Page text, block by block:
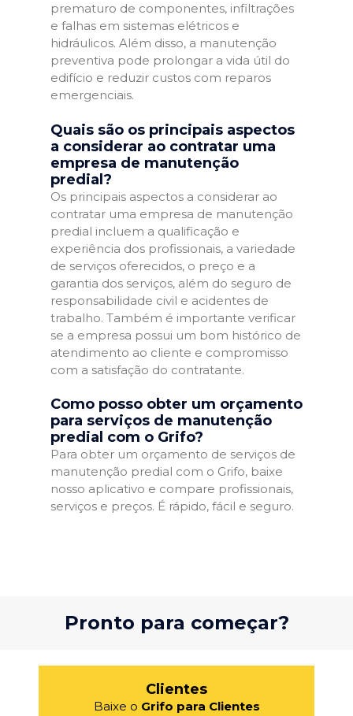
prematuro de componentes, infiltrações
e falhas em sistemas elétricos e
hidráulicos. Além disso, a manutenção
preventiva pode prolongar a vida útil do
edifício e reduzir custos com reparos
emergenciais.
Quais são os principais aspectos
a considerar ao contratar uma
empresa de manutenção
predial?
Os principais aspectos a considerar ao
contratar uma empresa de manutenção
predial incluem a qualificação e
experiência dos profissionais, a variedade
de serviços oferecidos, o preço e a
garantia dos serviços, além do seguro de
responsabilidade civil e acidentes de
trabalho. Também é importante verificar
se a empresa possui um bom histórico de
atendimento ao cliente e compromisso
com a satisfação do contratante.
Como posso obter um orçamento
para serviços de manutenção
predial com o Grifo?
Para obter um orçamento de serviços de
manutenção predial com o Grifo, baixe
nosso aplicativo e compare profissionais,
serviços e preços. É rápido, fácil e seguro.
Pronto para começar?
Clientes
Baixe o Grifo para Clientes